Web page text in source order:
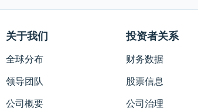
关于我们
全球分布
领导团队
公司概要
投资者关系
财务数据
股票信息
公司治理